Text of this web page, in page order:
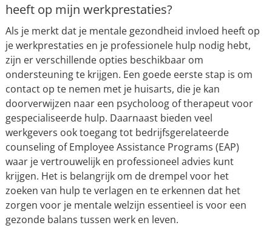
heeft op mijn werkprestaties?
Als je merkt dat je mentale gezondheid invloed heeft op
je werkprestaties en je professionele hulp nodig hebt,
zijn er verschillende opties beschikbaar om
ondersteuning te krijgen. Een goede eerste stap is om
contact op te nemen met je huisarts, die je kan
doorverwijzen naar een psycholoog of therapeut voor
gespecialiseerde hulp. Daarnaast bieden veel
werkgevers ook toegang tot bedrijfsgerelateerde
counseling of Employee Assistance Programs (EAP)
waar je vertrouwelijk en professioneel advies kunt
krijgen. Het is belangrijk om de drempel voor het
zoeken van hulp te verlagen en te erkennen dat het
zorgen voor je mentale welzijn essentieel is voor een
gezonde balans tussen werk en leven.